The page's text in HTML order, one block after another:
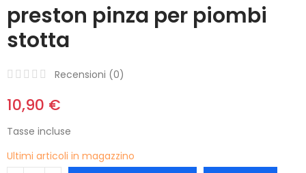
preston pinza per piombi
stotta
Recensioni (0)
10,90 €
Tasse incluse
Ultimi articoli in magazzino